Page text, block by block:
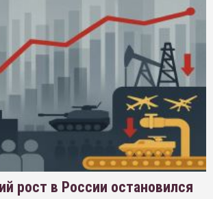
рост в России остановился